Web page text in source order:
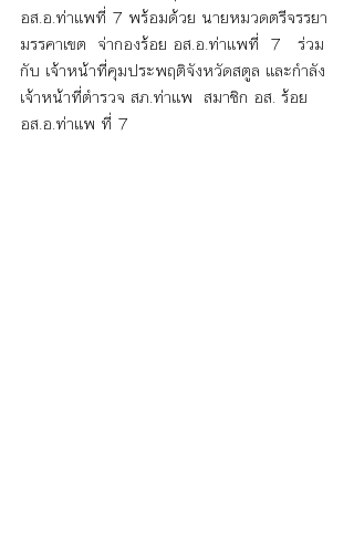
อส.อ.ท่าแพที่ 7 พร้อมด้วย นายหมวดตรีจรรยา
มรรคาเขต  จ่ากองร้อย อส.อ.ท่าแพที่  7   ร่วม
กับ เจ้าหน้าที่คุมประพฤติจังหวัดสตูล และกำลัง
เจ้าหน้าที่ตำรวจ สภ.ท่าแพ  สมาชิก อส. ร้อย
อส.อ.ท่าแพ ที่ 7